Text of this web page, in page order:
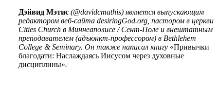
Дэйвид Мэтис (@davidcmathis) является выпускающим
редактором веб-сайта desiringGod.org, пастором в церкви
Cities Church в Миннеаполисе / Сент-Поле и внештатным
преподавателем (адъюнкт-профессором) в Bethlehem
College & Seminary. Он также написал книгу «Привычки
благодати: Наслаждаясь Иисусом через духовные
дисциплины».